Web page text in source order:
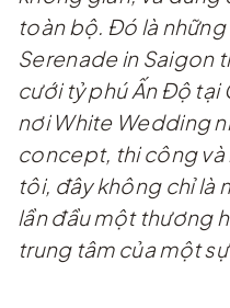
toàn bộ. Đó là
Serenade in Saigon
cưới tỷ phú Ấn Độ tại
nơi White Wedding
concept, thi công và
tôi, đây không chỉ là
lần đầu một thương
trung tâm của một